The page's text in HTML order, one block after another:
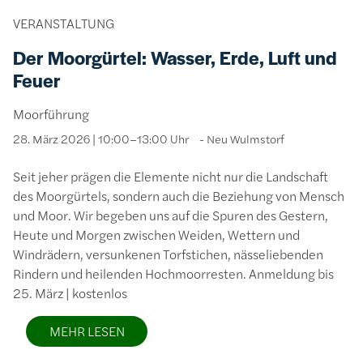
VERANSTALTUNG
Der Moorgürtel: Wasser, Erde, Luft und
Feuer
Moorführung
28. März 2026 | 10:00–13:00 Uhr Neu Wulmstorf
Seit jeher prägen die Elemente nicht nur die Landschaft
des Moorgürtels, sondern auch die Beziehung von Mensch
und Moor. Wir begeben uns auf die Spuren des Gestern,
Heute und Morgen zwischen Weiden, Wettern und
Windrädern, versunkenen Torfstichen, nässeliebenden
Rindern und heilenden Hochmoorresten. Anmeldung bis
25. März | kostenlos
MEHR LESEN